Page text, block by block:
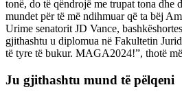
tonë, do të qëndrojë me trupat tona dhe
mundet për të më ndihmuar që ta bëj
Urime senatorit JD Vance,
gjithashtu u diplomua në Fakultetin
të tyre të bukur. MAGA2024!”, thotë
Ju gjithashtu mund të pëlqeni